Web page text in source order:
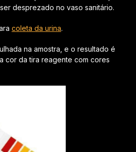
desprezado no vaso sanitário.
coleta da urina.
na amostra, e o resultado é
cor da tira reagente com cores